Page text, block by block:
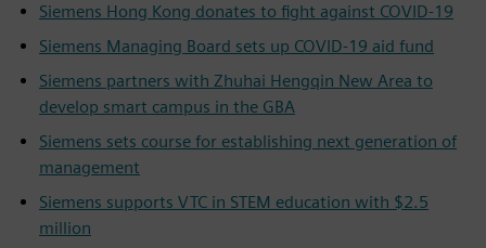
Siemens Hong Kong donates to fight against COVID-19
Siemens Managing Board sets up COVID-19 aid fund
Siemens partners with Zhuhai Hengqin New Area to
develop smart campus in the GBA
Siemens sets course for establishing next generation of
management
Siemens supports VTC in STEM education with $2.5
million